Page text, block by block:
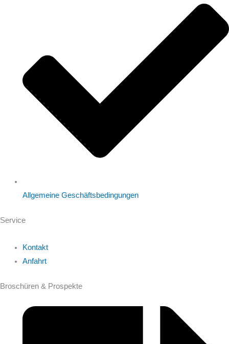
Allgemeine Geschäftsbedingungen
Service
Kontakt
Anfahrt
Broschüren & Prospekte